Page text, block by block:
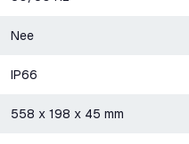
Nee
IP66
558 x 198 x 45 mm